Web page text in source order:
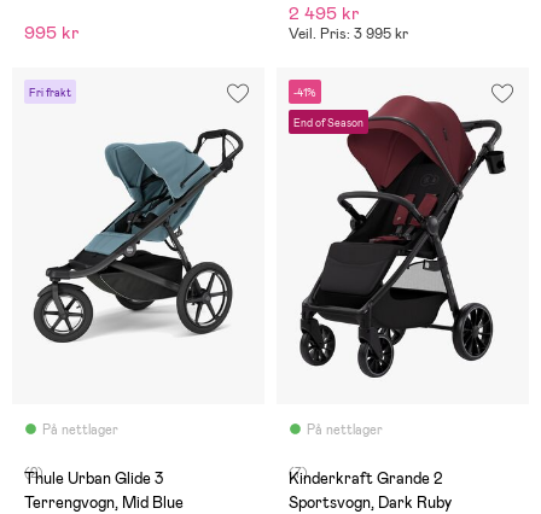
995 kr
2 495 kr
Veil. Pris: 3 995 kr
Fri frakt
På nettlager
(2)
Thule Urban Glide 3
Terrengvogn, Mid Blue
-41%
End of Season
På nettlager
(7)
Kinderkraft Grande 2
Sportsvogn, Dark Ruby